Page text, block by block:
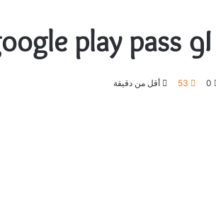
0
53 أقل من دقيقة